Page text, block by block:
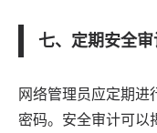
七、定期安全审
网络管理员应定期进
密码。安全审计可以